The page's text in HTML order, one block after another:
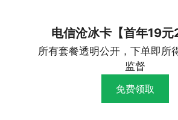
电信沧冰卡【首年19元
所有套餐透明公开，下单即所
监督
免费领取